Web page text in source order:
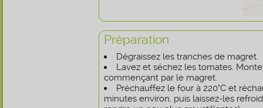
Préparation
Dégraissez les tranches de magret.
Lavez et séchez les tomates.
commençant par le magret.
Préchauffez le four à 220°C et
minutes environ, puis laissez-les